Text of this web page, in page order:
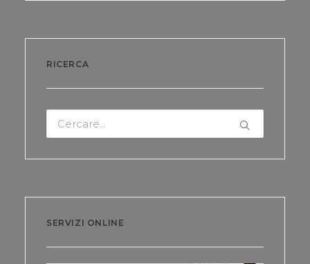
RICERCA
SERVIZI ONLINE